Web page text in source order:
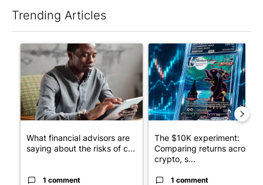
Trending Articles
A trending article titled "What financial advisors are saying
What financial advisors are
saying about the risks of c...
1 comment
A trending article titled
The $10K experiment:
Comparing returns across
crypto, s...
1 comment